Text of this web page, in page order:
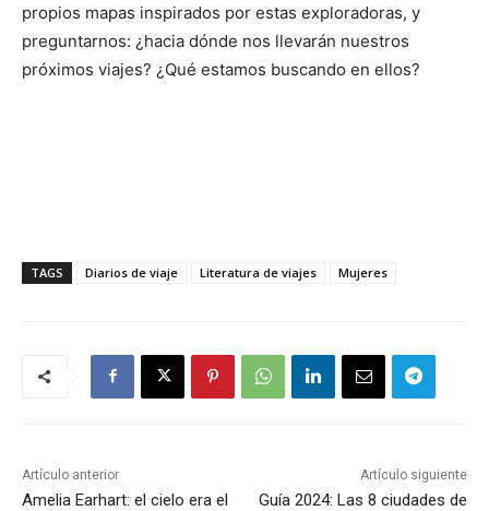
propios mapas inspirados por estas exploradoras, y
preguntarnos: ¿hacia dónde nos llevarán nuestros
próximos viajes? ¿Qué estamos buscando en ellos?
TAGS Diarios de viaje Literatura de viajes Mujeres
Artículo anterior
Amelia Earhart: el cielo era el
Artículo siguiente
Guía 2024: Las 8 ciudades de